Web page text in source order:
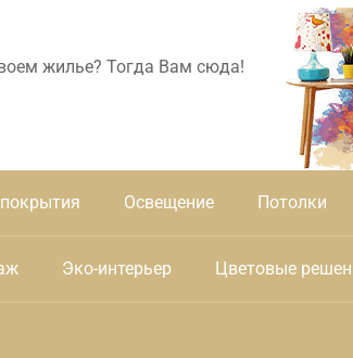
жилье? Тогда Вам сюда!
Освещение Потолки
Эко-интерьер Цветовые